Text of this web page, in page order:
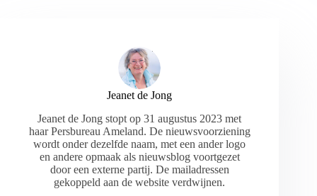
Jeanet de Jong
Jeanet de Jong stopt op 31 augustus 2023 met
haar Persbureau Ameland. De nieuwsvoorziening
wordt onder dezelfde naam, met een ander logo
en andere opmaak als nieuwsblog voortgezet
door een externe partij. De mailadressen
gekoppeld aan de website verdwijnen.